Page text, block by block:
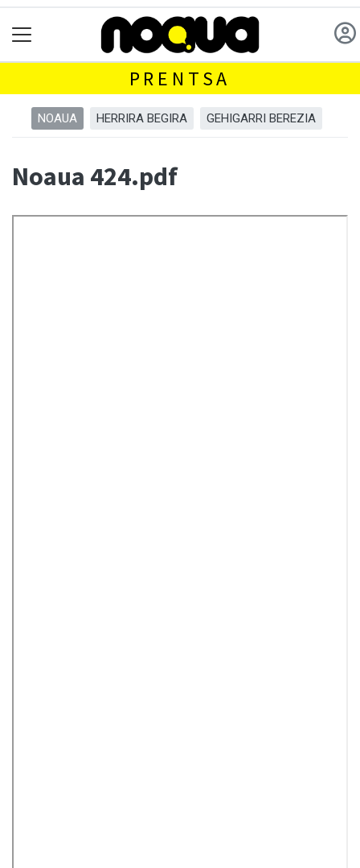
PRENTSA
NOAUA HERRIRA BEGIRA GEHIGARRI BEREZIA
Noaua 424.pdf